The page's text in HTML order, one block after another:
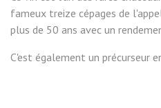
fameux treize cépages de
plus de 50 ans avec un
C'est également un précurseur